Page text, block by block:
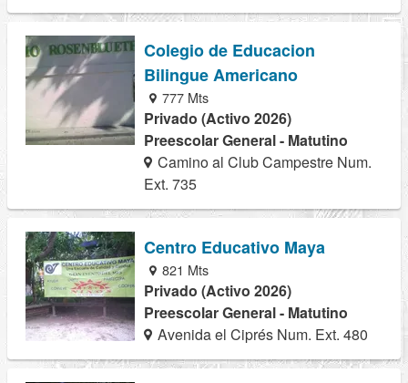
Colegio de Educacion
Bilingue Americano
777 Mts
Privado (Activo 2026)
Preescolar General - Matutino
Camino al Club Campestre Num.
Ext. 735
Centro Educativo Maya
821 Mts
Privado (Activo 2026)
Preescolar General - Matutino
Avenida el Ciprés Num. Ext. 480